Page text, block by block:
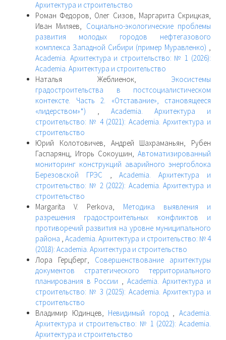
Архитектура и строительство
Роман Федоров, Олег Сизов, Маргарита Скрицкая,
Иван Миляев, Социально-экологические проблемы
развития молодых городов нефтегазового
комплекса Западной Сибири (пример Муравленко) ,
Academia. Архитектура и строительство: № 1 (2026):
Academia. Архитектура и строительство
Наталья Жеблиенок, Экосистемы
градостроительства в постсоциалистическом
контексте. Часть 2. «Отставание», становящееся
«лидерством»*) , Academia. Архитектура и
строительство: № 4 (2021): Academia. Архитектура и
строительство
Юрий Колотовичев, Андрей Шахраманьян, Рубен
Гаспарянц, Игорь Сокоушин, Автоматизированный
мониторинг конструкций аварийного энергоблока
Березовской ГРЭС ,Academia. Архитектура и
строительство: № 2 (2022): Academia. Архитектура и
строительство
Margarita V. Perkova, Методика выявления и
разрешения градостроительных конфликтов и
противоречий развития на уровне муниципального
района ,Academia. Архитектура и строительство: № 4
(2018): Academia. Архитектура и строительство
Лора Герцберг, Совершенствование архитектуры
документов стратегического территориального
планирования в России , Academia. Архитектура и
строительство: № 3 (2025): Academia. Архитектура и
строительство
Владимир Юдинцев, Невидимый город ,Academia.
Архитектура и строительство: № 1 (2022): Academia.
Архитектура и строительство